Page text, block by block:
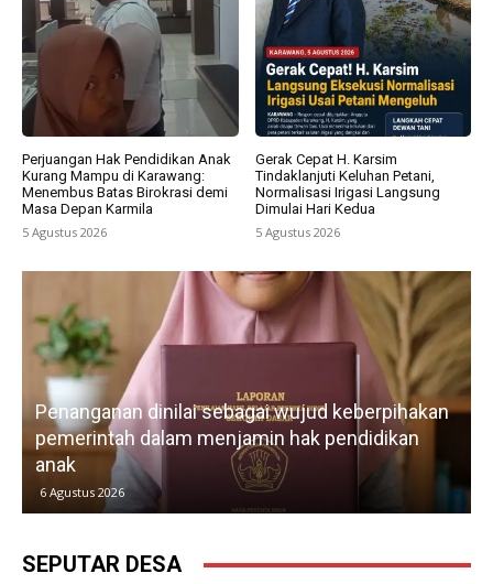
Perjuangan Hak Pendidikan Anak
Kurang Mampu di Karawang:
Menembus Batas Birokrasi demi
Masa Depan Karmila
5 Agustus 2026
Gerak Cepat H. Karsim
Tindaklanjuti Keluhan Petani,
Normalisasi Irigasi Langsung
Dimulai Hari Kedua
5 Agustus 2026
Penanganan dinilai sebagai wujud keberpihakan
pemerintah dalam menjamin hak pendidikan
anak
6 Agustus 2026
SEPUTAR DESA